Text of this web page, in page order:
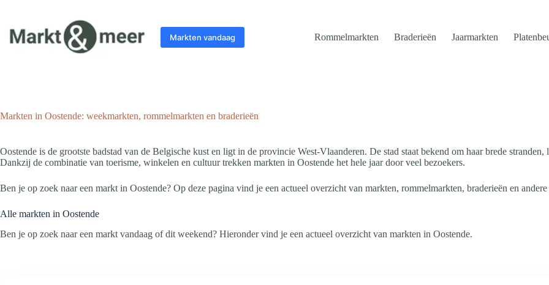
inhoud
Markten vandaag Rommelmarkten Braderieën Jaarmarkten
Markten in Oostende: weekmarkten, rommelmarkten en braderieën
Oostende is de grootste badstad van de Belgische kust en ligt in de provincie West-Vlaanderen. De stad staat bekend om haar brede
Dankzij de combinatie van toerisme, winkelen en cultuur trekken markten in Oostende het hele jaar door veel bezoekers.
Ben je op zoek naar een markt in Oostende? Op deze pagina vind je een actueel overzicht van markten, rommelmarkten, braderieën en
Alle markten in Oostende
Ben je op zoek naar een markt vandaag of dit weekend? Hieronder vind je een actueel overzicht van markten in Oostende.